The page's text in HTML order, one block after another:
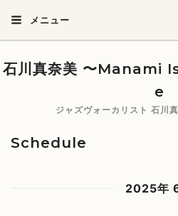
メニュー
石川真奈美 〜Manami
e
ジャズヴォーカリスト 石川
Schedule
2025年